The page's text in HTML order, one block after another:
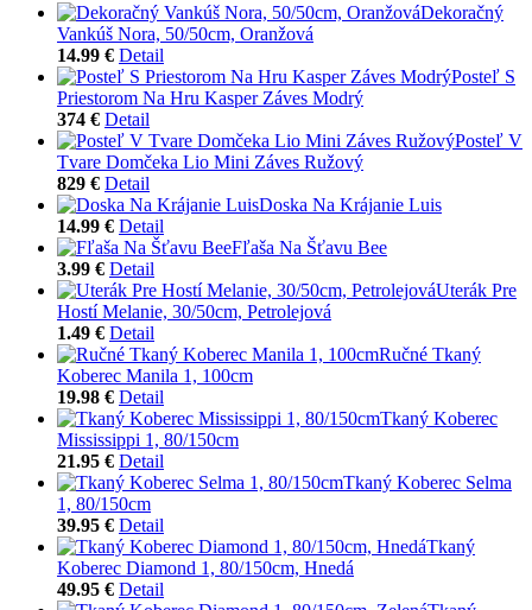
Dekoračný
Vankúš Nora, 50/50cm, Oranžová
14.99 € Detail
Posteľ S
Priestorom Na Hru Kasper Záves Modrý
374 € Detail
Posteľ V
Tvare Domčeka Lio Mini Záves Ružový
829 € Detail
Doska Na Krájanie Luis
14.99 € Detail
Fľaša Na Šťavu Bee
3.99 € Detail
Uterák Pre
Hostí Melanie, 30/50cm, Petrolejová
1.49 € Detail
Ručné Tkaný
Koberec Manila 1, 100cm
19.98 € Detail
Tkaný Koberec
Mississippi 1, 80/150cm
21.95 € Detail
Tkaný Koberec Selma
1, 80/150cm
39.95 € Detail
Tkaný
Koberec Diamond 1, 80/150cm, Hnedá
49.95 € Detail